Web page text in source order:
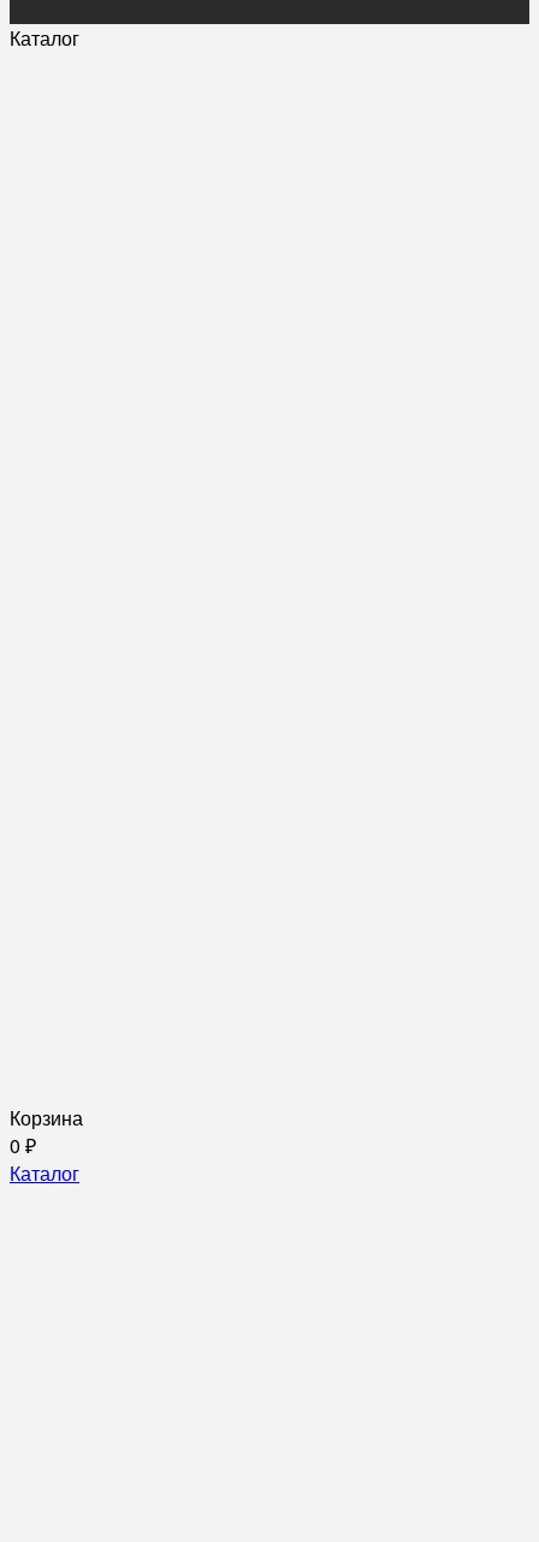
Каталог
Корзина
0 ₽
Каталог